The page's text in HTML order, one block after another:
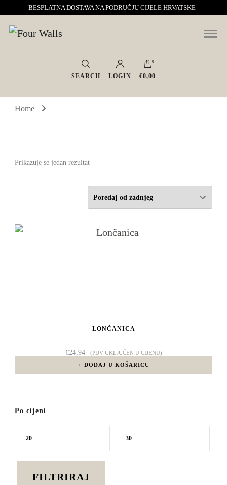
BESPLATNA DOSTAVA NA PODRUČJU CIJELE HRVATSKE
Four Walls
Sve za interijer po Vašoj mjeri. Salon namještaja, dekoracije i rasvjete.
Interijeri s karakterom
SEARCH LOGIN
0
€0,00
Home
Prikazuje se jedan rezultat
LONČANICA
€24,94
(PDV UKLJUČEN U CIJENU)
DODAJ U KOŠARICU
Po cijeni
Min Maks
FILTRIRAJ